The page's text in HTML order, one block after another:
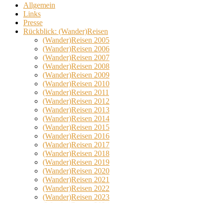
Allgemein
Links
Presse
Rückblick: (Wander)Reisen
(Wander)Reisen 2005
(Wander)Reisen 2006
(Wander)Reisen 2007
(Wander)Reisen 2008
(Wander)Reisen 2009
(Wander)Reisen 2010
(Wander)Reisen 2011
(Wander)Reisen 2012
(Wander)Reisen 2013
(Wander)Reisen 2014
(Wander)Reisen 2015
(Wander)Reisen 2016
(Wander)Reisen 2017
(Wander)Reisen 2018
(Wander)Reisen 2019
(Wander)Reisen 2020
(Wander)Reisen 2021
(Wander)Reisen 2022
(Wander)Reisen 2023